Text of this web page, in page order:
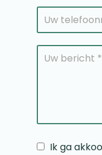
Ik ga